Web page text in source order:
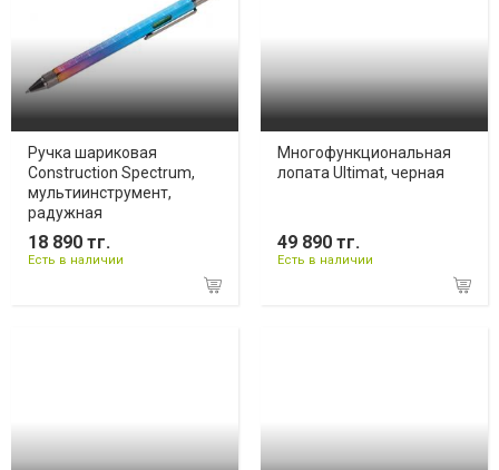
Ручка шариковая
Construction Spectrum,
мультиинструмент,
радужная
18 890 тг.
Есть в наличии
Многофункциональная
лопата Ultimat, черная
49 890 тг.
Есть в наличии